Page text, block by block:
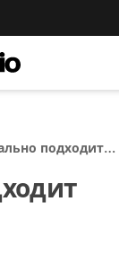
подходит